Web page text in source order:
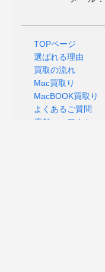
TOPページ
選ばれる理由
買取の流れ
Mac買取り
MacBOOK買取り
よくあるご質問
店舗へのアクセス